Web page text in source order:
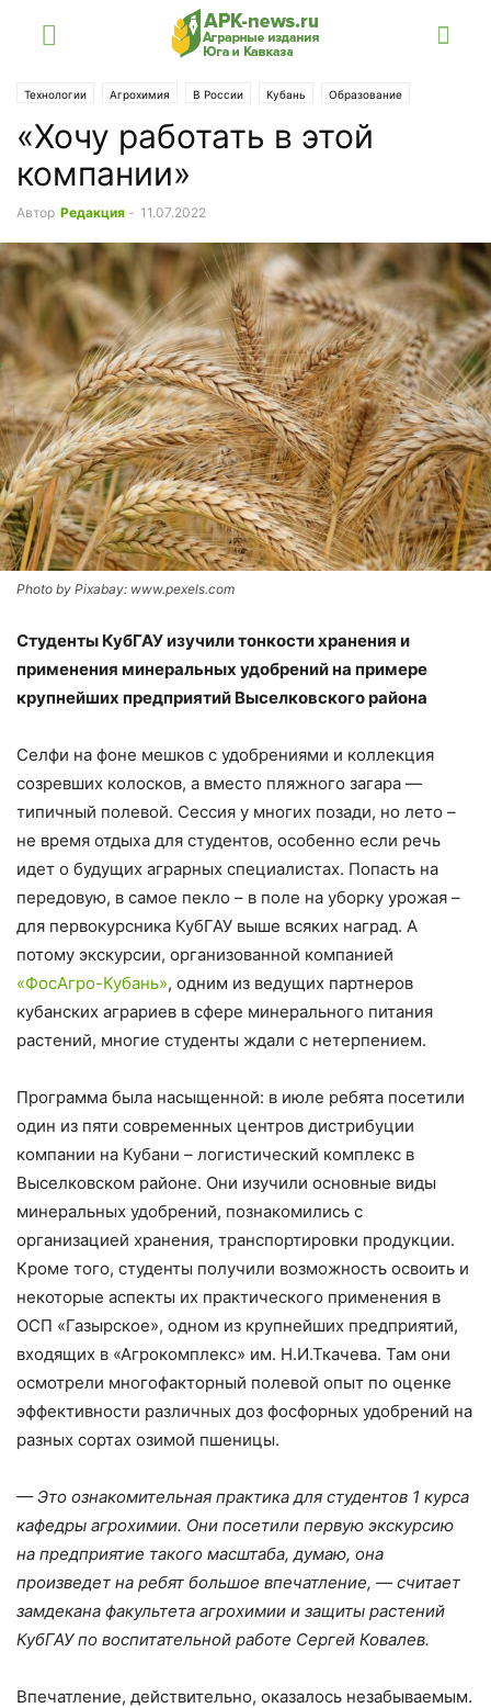
Технологии Агрохимия В России Кубань Образование
Растениеводство
«Хочу работать в этой
компании»
Автор Редакция - 11.07.2022
Photo by Pixabay: www.pexels.com
Студенты КубГАУ изучили тонкости хранения и
применения минеральных удобрений на примере
крупнейших предприятий Выселковского района
Селфи на фоне мешков с удобрениями и коллекция
созревших колосков, а вместо пляжного загара —
типичный полевой. Сессия у многих позади, но лето –
не время отдыха для студентов, особенно если речь
идет о будущих аграрных специалистах. Попасть на
передовую, в самое пекло – в поле на уборку урожая –
для первокурсника КубГАУ выше всяких наград. А
потому экскурсии, организованной компанией
«ФосАгро-Кубань», одним из ведущих партнеров
кубанских аграриев в сфере минерального питания
растений, многие студенты ждали с нетерпением.
Программа была насыщенной: в июле ребята посетили
один из пяти современных центров дистрибуции
компании на Кубани – логистический комплекс в
Выселковском районе. Они изучили основные виды
минеральных удобрений, познакомились с
организацией хранения, транспортировки продукции.
Кроме того, студенты получили возможность освоить и
некоторые аспекты их практического применения в
ОСП «Газырское», одном из крупнейших предприятий,
входящих в «Агрокомплекс» им. Н.И.Ткачева. Там они
осмотрели многофакторный полевой опыт по оценке
эффективности различных доз фосфорных удобрений на
разных сортах озимой пшеницы.
— Это ознакомительная практика для студентов 1 курса
кафедры агрохимии. Они посетили первую экскурсию
на предприятие такого масштаба, думаю, она
произведет на ребят большое впечатление, — считает
замдекана факультета агрохимии и защиты растений
КубГАУ по воспитательной работе Сергей Ковалев.
Впечатление, действительно, оказалось незабываемым.